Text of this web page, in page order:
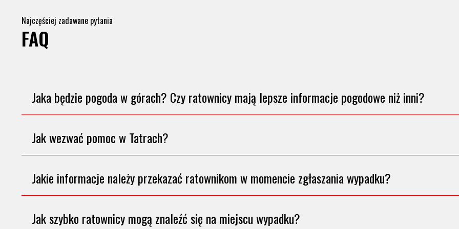
Najczęściej zadawane pytania
FAQ
Jaka będzie pogoda w górach? Czy ratownicy mają lepsze informacje pogodowe niż inni?
Jak wezwać pomoc w Tatrach?
Jakie informacje należy przekazać ratownikom w momencie zgłaszania wypadku?
Jak szybko ratownicy mogą znaleźć się na miejscu wypadku?